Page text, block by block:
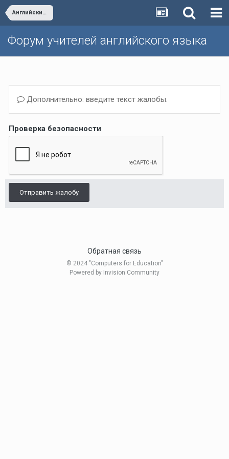
Английский для взрослых “English for adults”
Форум учителей английского языка
Дополнительно: введите текст жалобы.
Проверка безопасности
Отправить жалобу
Обратная связь
© 2024 "Computers for Education"
Powered by Invision Community